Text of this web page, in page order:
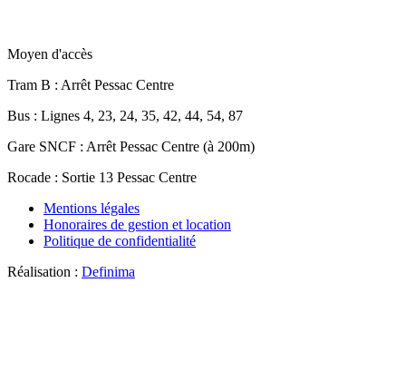
Moyen d'accès
Tram B : Arrêt Pessac Centre
Bus : Lignes 4, 23, 24, 35, 42, 44, 54, 87
Gare SNCF : Arrêt Pessac Centre (à 200m)
Rocade : Sortie 13 Pessac Centre
Mentions légales
Honoraires de gestion et location
Politique de confidentialité
Réalisation : Definima